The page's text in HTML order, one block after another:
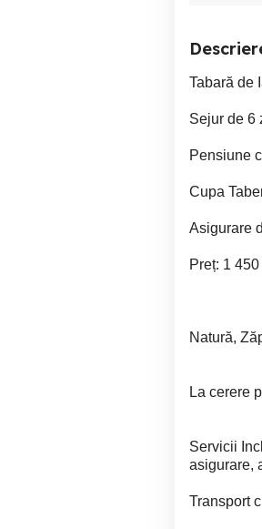
Tabară de
Sejur de 6
Pensiune
Cupa
Asigurare
Preț: 1
Natură,
La cerere
Servicii
asigurare,
Transport